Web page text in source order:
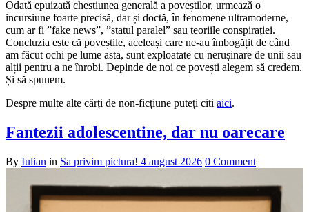
Odată epuizată chestiunea generală a poveștilor, urmează o
incursiune foarte precisă, dar și doctă, în fenomene ultramoderne,
cum ar fi ”fake news”, ”statul paralel” sau teoriile conspirației.
Concluzia este că poveștile, aceleași care ne-au îmbogățit de când
am făcut ochi pe lume asta, sunt exploatate cu nerușinare de unii sau
alții pentru a ne înrobi. Depinde de noi ce povești alegem să credem.
Și să spunem.
Despre multe alte cărți de non-ficțiune puteți citi aici.
Fantezii adolescentine, dar nu oarecare
By Iulian in Sa privim pictura! 4 august 2026 0 Comment